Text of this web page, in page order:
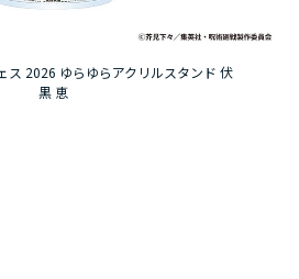
ス 2026 ゆらゆらアクリルスタンド 伏
黒 恵